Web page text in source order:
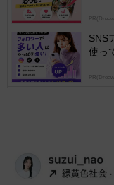
SNS
使っ